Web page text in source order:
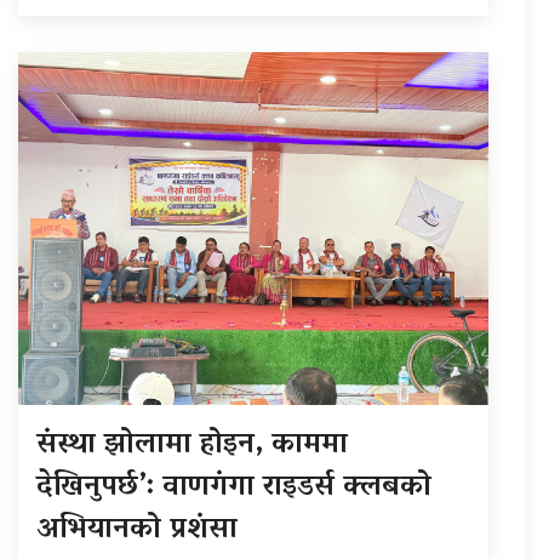
संस्था झोलामा होइन, काममा
देखिनुपर्छ’: वाणगंगा राइडर्स क्लबको
अभियानको प्रशंसा